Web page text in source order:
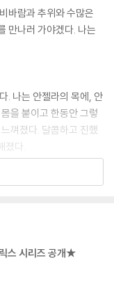
바람과 추위와 수많은
만나러 가야겠다. 나는
. 나는 안젤라의 목에, 안
을 붙이고 한동안 그렇
껴졌다. 달콤하고 진했
졌다.
춰 보면서 그 어떠한 기
스 시리즈 공개★